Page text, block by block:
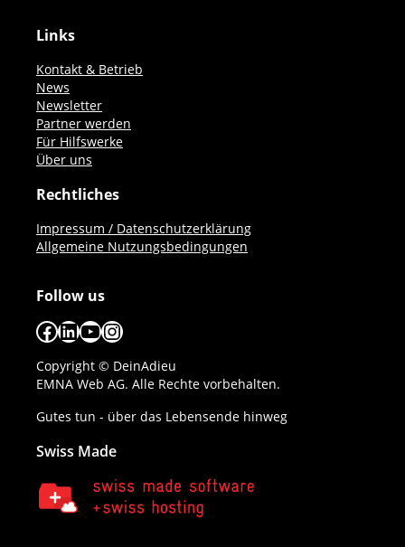
Links
Kontakt & Betrieb
News
Newsletter
Partner werden
Für Hilfswerke
Über uns
Rechtliches
Impressum / Datenschutzerklärung
Allgemeine Nutzungsbedingungen
Follow us
Facebook
LinkedIn
YouTube
Instagram
Copyright © DeinAdieu
EMNA Web AG. Alle Rechte vorbehalten.
Gutes tun - über das Lebensende hinweg
Swiss Made